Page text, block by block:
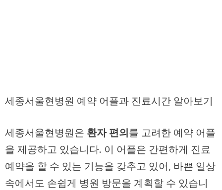
세종서울현병원 예약 어플과 진료시간 알아보기
세종서울현병원은 환자 편의를 고려한 예약 어플
을 제공하고 있습니다. 이 어플은 간편하게 진료
예약을 할 수 있는 기능을 갖추고 있어, 바쁜 일상
속에서도 손쉽게 병원 방문을 계획할 수 있습니